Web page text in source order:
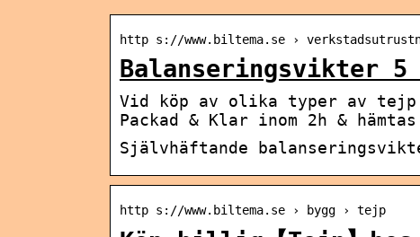
http s://www.biltema.se ›
Balanseringsvikter
Vid köp av olika typer av
Packad & Klar inom 2h &
Självhäftande
http s://www.biltema.se › bygg › tejp